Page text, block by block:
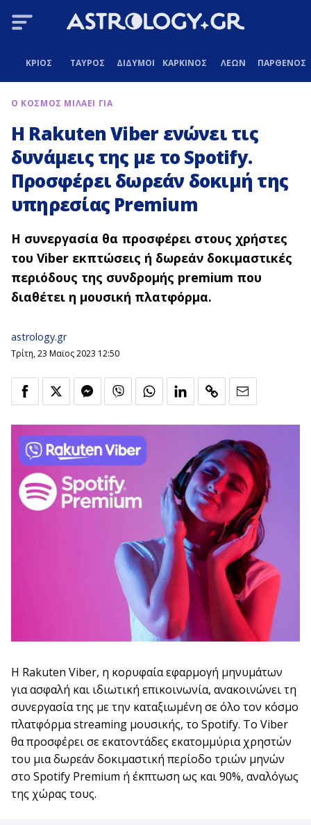
ΚΡΙΟΣ ΤΑΥΡΟΣ ΔΙΔΥΜΟΙ ΚΑΡΚΙΝΟΣ ΛΕΩΝ ΠΑΡΘΕΝΟΣ
Ο ΚΟΣΜΟΣ ΜΙΛΑΕΙ ΓΙΑ
Η Rakuten Viber ενώνει τις
δυνάμεις της με το Spotify.
Προσφέρει δωρεάν δοκιμή της
υπηρεσίας Premium
H συνεργασία θα προσφέρει στους χρήστες
του Viber εκπτώσεις ή δωρεάν δοκιμαστικές
περιόδους της συνδρομής premium που
διαθέτει η μουσική πλατφόρμα.
astrology.gr
Τρίτη, 23 Μαϊος 2023 12:50
Η Rakuten Viber, η κορυφαία εφαρμογή μηνυμάτων
για ασφαλή και ιδιωτική επικοινωνία, ανακοινώνει τη
συνεργασία της με την καταξιωμένη σε όλο τον κόσμο
πλατφόρμα streaming μουσικής, το Spotify. Το Viber
θα προσφέρει σε εκατοντάδες εκατομμύρια χρηστών
του μια δωρεάν δοκιμαστική περίοδο τριών μηνών
στο Spotify Premium ή έκπτωση ως και 90%, αναλόγως
της χώρας τους.